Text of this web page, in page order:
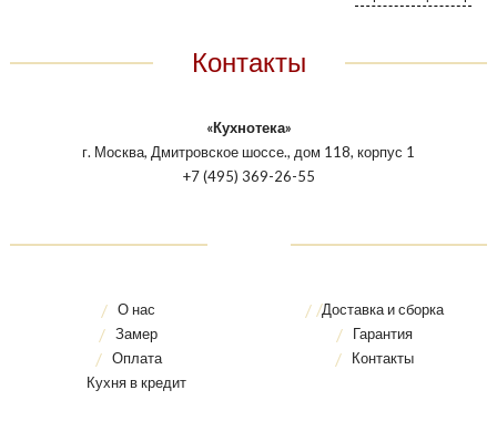
Контакты
«Кухнотека»
г. Москва, Дмитровское шоссе., дом 118, корпус 1
+7 (495) 369-26-55
О нас
Замер
Оплата
Кухня в кредит
Доставка и сборка
Гарантия
Контакты